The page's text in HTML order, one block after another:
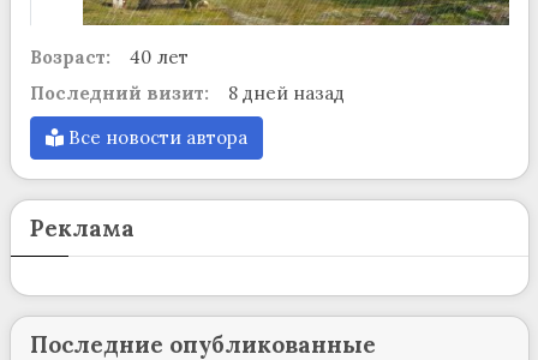
Возраст:
40 лет
Последний визит:
8 дней назад
Все новости автора
Реклама
Последние опубликованные